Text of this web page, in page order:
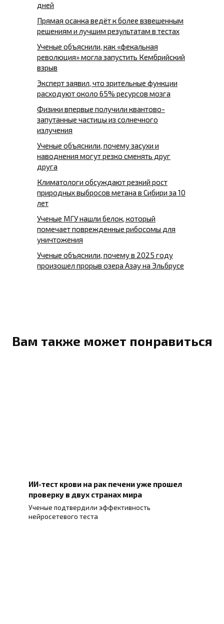
дней
Прямая осанка ведёт к более взвешенным
решениям и лучшим результатам в тестах
Ученые объяснили, как «фекальная
революция» могла запустить Кембрийский
взрыв
Эксперт заявил, что зрительные функции
расходуют около 65% ресурсов мозга
Физики впервые получили квантово-
запутанные частицы из солнечного
излучения
Ученые объяснили, почему засухи и
наводнения могут резко сменять друг
друга
Климатологи обсуждают резкий рост
природных выбросов метана в Сибири за 10
лет
Ученые МГУ нашли белок, который
помечает поврежденные рибосомы для
уничтожения
Ученые объяснили, почему в 2025 году
произошел прорыв озера Азау на Эльбрусе
Вам также может понравиться
ИИ-тест крови на рак печени уже прошел
проверку в двух странах мира
Ученые подтвердили эффективность
нейросетевого теста